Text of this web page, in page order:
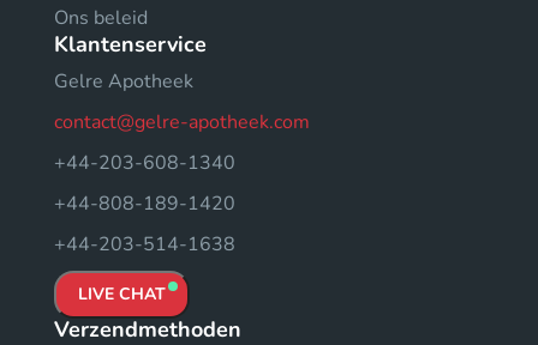
Ons beleid
Klantenservice
Gelre Apotheek
contact@gelre-apotheek.com
+44-203-608-1340
+44-808-189-1420
+44-203-514-1638
LIVE CHAT
Verzendmethoden